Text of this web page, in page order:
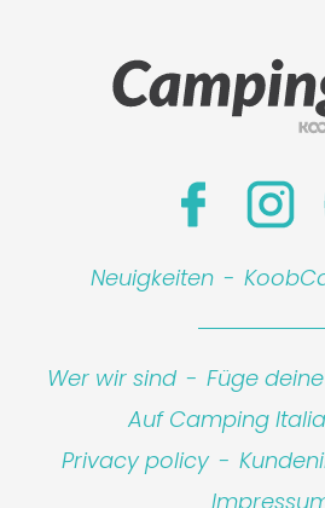
Neuigkeiten -
Wer wir sind - Füge
Auf Camping
Privacy policy -